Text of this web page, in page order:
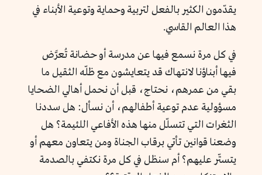
يقدّمون الكثير بالفعل لتربية وحماية وتوعية الأبناء في
هذا العالم القاسي.
في كل مرة نسمع فيها عن مدرسة أو حضانة تُعرَّض
فيها أبناؤنا لانتهاك قد يتعايشون مع ظلّه الثقيل ما
بقي من عمرهم، نحتاج، قبل أن نحمل أهالي الضحايا
مسؤولية عدم توعية أطفالهم، أن نسأل: هل سددنا
الثغرات التي تتسلّل منها هذه الأفاعي اللئيمة؟ هل
وضعنا قوانين تأتي برقاب الجناة ومن يتعاون معهم أو
يتستّر عليهم؟ أم سنظل في كل مرة نكتفي بالصدمة